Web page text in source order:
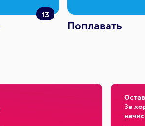
13
Поплавать
За